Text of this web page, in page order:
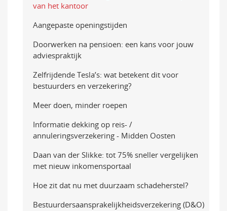
van het kantoor
Aangepaste openingstijden
Doorwerken na pensioen: een kans voor jouw
adviespraktijk
Zelfrijdende Tesla’s: wat betekent dit voor
bestuurders en verzekering?
Meer doen, minder roepen
Informatie dekking op reis- /
annuleringsverzekering - Midden Oosten
Daan van der Slikke: tot 75% sneller vergelijken
met nieuw inkomensportaal
Hoe zit dat nu met duurzaam schadeherstel?
Bestuurdersaansprakelijkheidsverzekering (D&O)